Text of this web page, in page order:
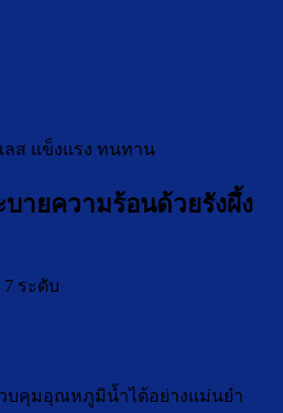
ลส แข็งแรง ทนทาน
ายความร้อนด้วยรังผึ้ง
บคุมอุณหภูมิน้ำได้อย่างแม่นยำ